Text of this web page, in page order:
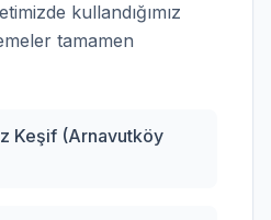
kullandığımız
tamamen
Keşif (Arnavutköy